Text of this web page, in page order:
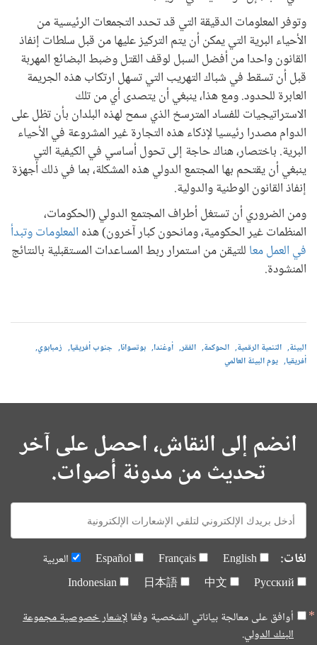
وتوفر المعلومات الدقيقة التي قد تحدد التجمعات الرئيسية من
الأحياء البرية التي يمكن أن يتم التركيز عليها من قبل سلطات إنفاذ
القانون واحدا من أفضل السبل لوقف القتل وضبط البضائع المهربة
قبل أن تسقط في شباك التهريب التي تسهل ارتكاب هذه الجريمة
العابرة للحدود. ومع هذا، ينبغي أن يتصدى أي من تلك
الاستراتيجيات للفساد المترسخ الذي سمح لهذه البلدان بأن تظل على
الدوام مصدرا رئيسيا لإذكاء هذه التجارة غير المشروعة في الأحياء
البرية. باختصار، هناك حاجة إلى تحول أساسي في الكيفية التي
ينبغي أن يقتحم بها المجتمع الدولي هذه المشكلة، بما في ذلك أجهزة
إنفاذ القانون الوطنية والدولية.
ومن الضروري أن تستغل أطراف المجتمع الدولي (الحكومات،
المنظمات غير الحكومية، ومانحون كبار آخرون) هذه المعلومات وتبدأ
في العمل معا للتيقن من استمرار ربط المساعدات المستقبلية بالنتائج
المنشودة.
البيئة التنمية الرقمية الحوكمة الفقر أوغندا بوتسوانا جنوب أفريقيا
زمبابوي
أفريقيا يوم البيئة العالمي
انضم إلى النقاش، احصل على آخر
تحديث من مدونة أصوات.
E-
mail:
لغات: English
Français
Español
العربية
Русский
中文
日本語
Indonesian
أوافق على معالجة بياناتي الشخصية وفقالإشعار خصوصية مجموعة
البنك الدولي.